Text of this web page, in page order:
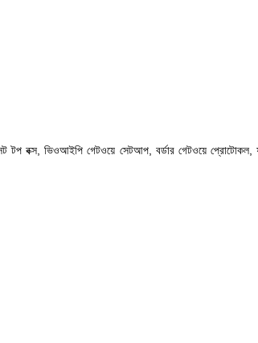
টপ বক্স, ভিওআইপি গেটওয়ে সেটআপ, বর্ডার গেটওয়ে